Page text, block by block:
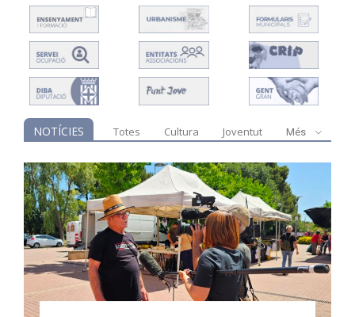
NOTÍCIES Totes Cultura Joventut Més